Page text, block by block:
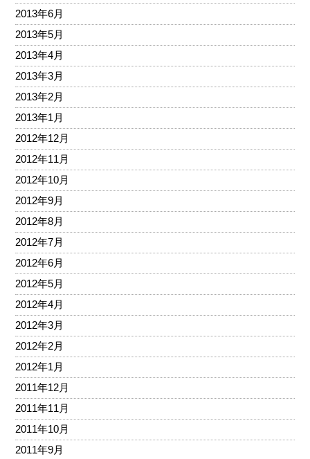
2013年6月
2013年5月
2013年4月
2013年3月
2013年2月
2013年1月
2012年12月
2012年11月
2012年10月
2012年9月
2012年8月
2012年7月
2012年6月
2012年5月
2012年4月
2012年3月
2012年2月
2012年1月
2011年12月
2011年11月
2011年10月
2011年9月